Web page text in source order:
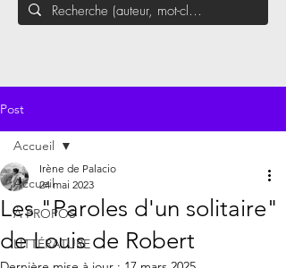
Post
Accueil
À PROPOS
LITTÉRATURE
Accueil
Les "Paroles d'un solitaire"
de Louis de Robert
Irène de Palacio
24 mai 2023